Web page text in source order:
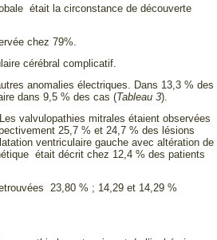
était la circonstance de découverte
chez 79%.
cérébral complicatif.
anomalies électriques. Dans 13,3 % des
dans 9,5 % des cas (Tableau 3).
valvulopathies mitrales étaient observées
25,7 % et 24,7 % des lésions
ventriculaire gauche avec altération de
était décrit chez 12,4 % des patients
23,80 % ; 14,29 et 14,29 %